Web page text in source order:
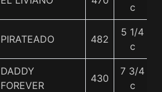
c
PIRATEADO 482
5 1/4
c
DADDY
FOREVER
430
7 3/4
c